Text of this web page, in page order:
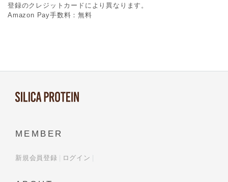
登録のクレジットカードにより異なります。
Amazon Pay手数料：無料
MEMBER
新規会員登録 ログイン